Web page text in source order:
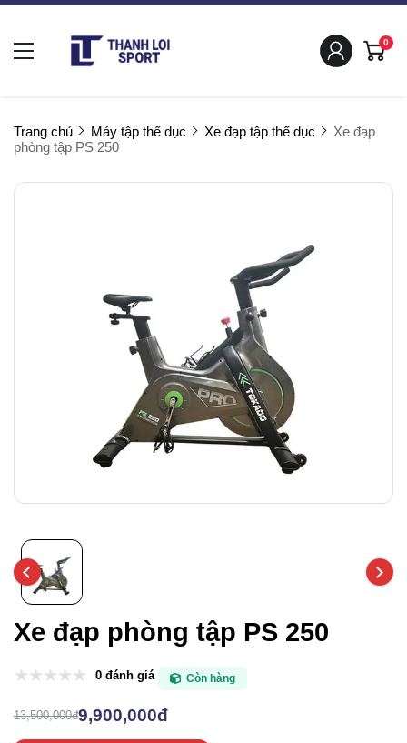
0
Trang chủ Máy tập thể dục Xe đạp tập thể dục
Xe đạp
phòng tập PS 250
Xe đạp phòng tập PS 250
0 đánh giá Còn hàng
13,500,000đ9,900,000đ